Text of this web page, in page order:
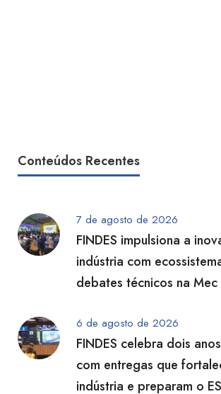
Conteúdos Recentes
7 de agosto de 2026
FINDES impulsiona a
indústria com
debates técnicos na
6 de agosto de 2026
FINDES celebra dois
com entregas que
indústria e preparam o